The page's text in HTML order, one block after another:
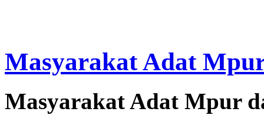
Masyarakat Adat
Masyarakat Adat Mpur